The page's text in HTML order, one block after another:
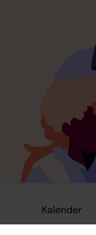
Kalender